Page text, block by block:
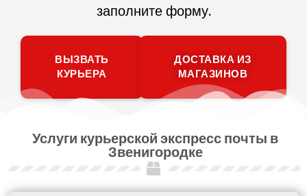
заполните форму.
ВЫЗВАТЬ
КУРЬЕРА
ДОСТАВКА ИЗ
МАГАЗИНОВ
Услуги курьерской экспресс почты в
Звенигородке